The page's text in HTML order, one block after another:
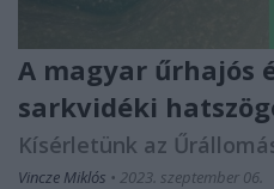
A magyar űrhajós
sarkvidéki
Kísérletünk az
Vincze Miklós • 2023. szeptember 06.